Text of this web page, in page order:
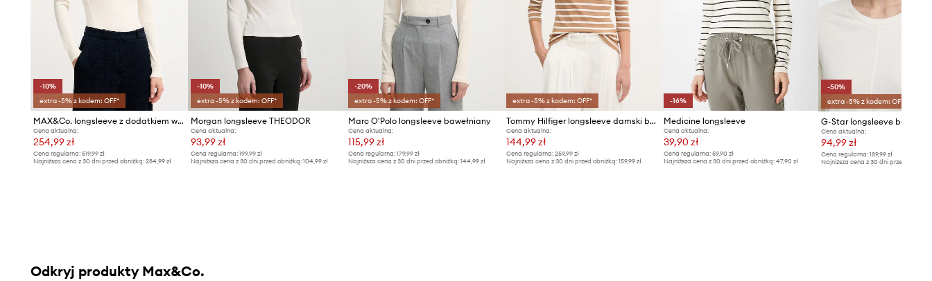
-10%
extra -5% z kodem: OFF*
MAX&Co. longsleeve z dodatkiem wełny
Cena aktualna:
254,99 zł
Cena regularna: 519,99 zł
Najniższa cena z 30 dni przed obniżką: 284,99 zł
-10%
extra -5% z kodem: OFF*
Morgan longsleeve THEODOR
Cena aktualna:
93,99 zł
Cena regularna:199,99 zł
Najniższa cena z 30 dni przed obniżką:104,99 zł
-20%
extra -5% z kodem: OFF*
Marc O'Polo longsleeve bawełniany
Cena aktualna:
115,99 zł
Cena regularna: 179,99 zł
Najniższa cena z 30 dni przed obniżką: 144,99 zł
extra -5% z kodem: OFF*
Tommy Hilfiger longsleeve damski bawełniany
Cena aktualna:
144,99 zł
Cena regularna: 259,99 zł
Najniższa cena z 30 dni przed obniżką: 159,99 zł
-16%
Medicine longsleeve
Cena aktualna:
39,90 zł
Cena regularna:59,90 zł
Najniższa cena z 30 dni przed obniżką:47,90 zł
-50%
extra -5% z kodem: OFF*
G-Star longsleeve
Cena aktualna:
94,99 zł
Cena regularna: 189,99 zł
Najniższa cena z 30 dni przed obniżką:
Odkryj produkty Max&Co.